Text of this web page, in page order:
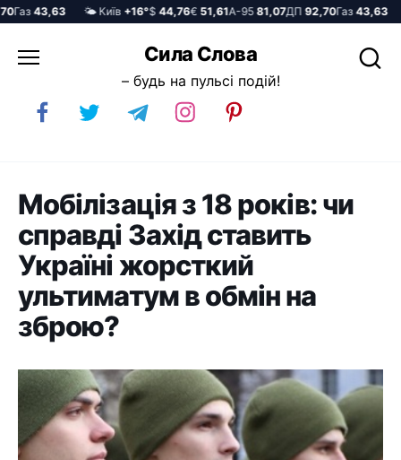
43,63 🌤️ Київ+16°$44,76€51,61А-9581,07ДП92,70Газ43,63 🌤️
до
Сила Слова
– будь на пульсі подій!
Мобілізація з 18 років: чи
справді Захід ставить
Україні жорсткий
ультиматум в обмін на
зброю?